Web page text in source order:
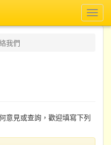
我們
意見或查詢，歡迎填寫下列